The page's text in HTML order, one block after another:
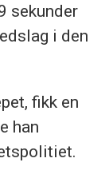
sekunder
i den
fikk en
han